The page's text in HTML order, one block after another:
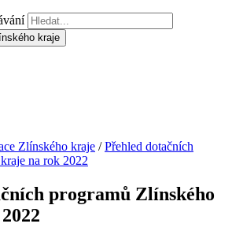
Zlínského kraje /Přehled dotačních
na rok 2022
programů Zlínského